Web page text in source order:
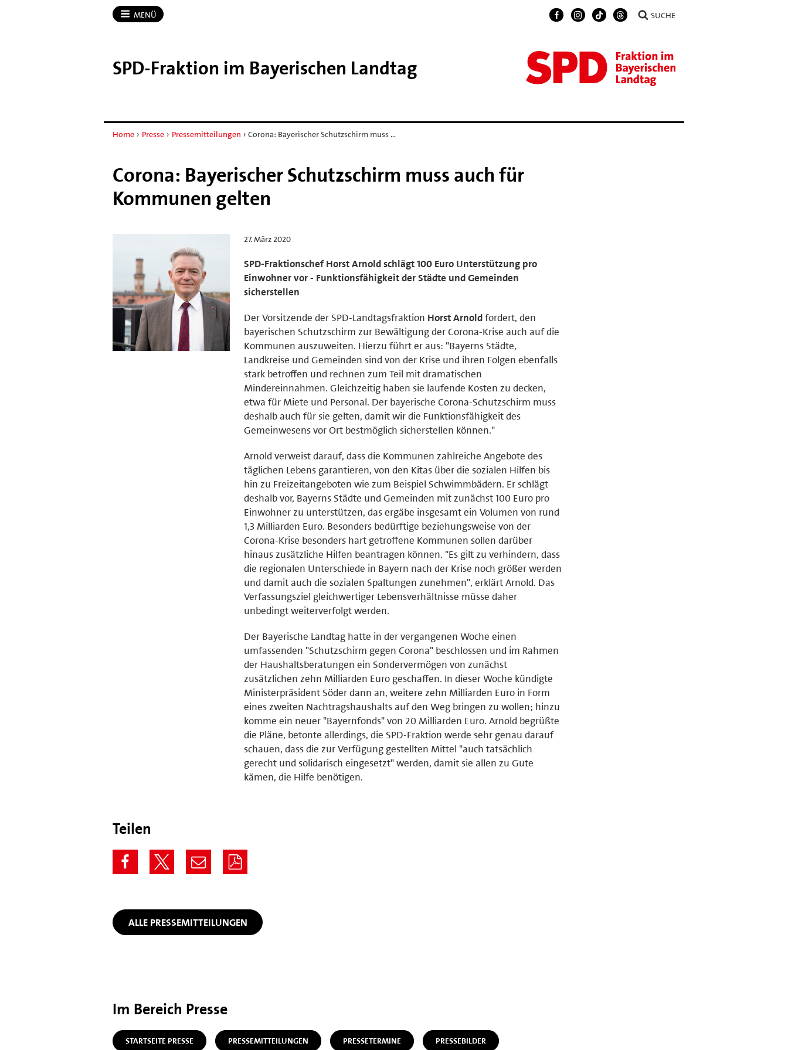
MENÜ SUCHE
SPD-​Fraktion im Bayerischen Landtag
Home › Presse › Pressemitteilungen › Corona: Bayerischer Schutzschirm muss …
Corona: Bayerischer Schutzschirm muss auch für
Kommunen gelten
27. März 2020
SPD-Fraktionschef Horst Arnold schlägt 100 Euro Unterstützung pro
Einwohner vor - Funktionsfähigkeit der Städte und Gemeinden
sicherstellen
Der Vorsitzende der SPD-Landtagsfraktion Horst Arnoldfordert, den
bayerischen Schutzschirm zur Bewältigung der Corona-Krise auch auf die
Kommunen auszuweiten. Hierzu führt er aus: "Bayerns Städte,
Landkreise und Gemeinden sind von der Krise und ihren Folgen ebenfalls
stark betroffen und rechnen zum Teil mit dramatischen
Mindereinnahmen. Gleichzeitig haben sie laufende Kosten zu decken,
etwa für Miete und Personal. Der bayerische Corona-Schutzschirm muss
deshalb auch für sie gelten, damit wir die Funktionsfähigkeit des
Gemeinwesens vor Ort bestmöglich sicherstellen können."
Arnold verweist darauf, dass die Kommunen zahlreiche Angebote des
täglichen Lebens garantieren, von den Kitas über die sozialen Hilfen bis
hin zu Freizeitangeboten wie zum Beispiel Schwimmbädern. Er schlägt
deshalb vor, Bayerns Städte und Gemeinden mit zunächst 100 Euro pro
Einwohner zu unterstützen, das ergäbe insgesamt ein Volumen von rund
1,3 Milliarden Euro. Besonders bedürftige beziehungsweise von der
Corona-Krise besonders hart getroffene Kommunen sollen darüber
hinaus zusätzliche Hilfen beantragen können. "Es gilt zu verhindern, dass
die regionalen Unterschiede in Bayern nach der Krise noch größer werden
und damit auch die sozialen Spaltungen zunehmen", erklärt Arnold. Das
Verfassungsziel gleichwertiger Lebensverhältnisse müsse daher
unbedingt weiterverfolgt werden.
Der Bayerische Landtag hatte in der vergangenen Woche einen
umfassenden "Schutzschirm gegen Corona" beschlossen und im Rahmen
der Haushaltsberatungen ein Sondervermögen von zunächst
zusätzlichen zehn Milliarden Euro geschaffen. In dieser Woche kündigte
Ministerpräsident Söder dann an, weitere zehn Milliarden Euro in Form
eines zweiten Nachtragshaushalts auf den Weg bringen zu wollen; hinzu
komme ein neuer "Bayernfonds" von 20 Milliarden Euro. Arnold begrüßte
die Pläne, betonte allerdings, die SPD-Fraktion werde sehr genau darauf
schauen, dass die zur Verfügung gestellten Mittel "auch tatsächlich
gerecht und solidarisch eingesetzt" werden, damit sie allen zu Gute
kämen, die Hilfe benötigen.
Teilen
ALLE PRESSEMITTEILUNGEN
Im Bereich Presse
STARTSEITE PRESSE PRESSEMITTEILUNGEN PRESSETERMINE PRESSEBILDER